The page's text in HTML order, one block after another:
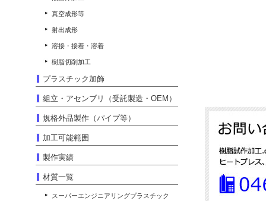
真空成形等
射出成形
溶接・接着・溶着
樹脂切削加工
プラスチック加飾
組立・アセンブリ（受託製造・OEM）
規格外品製作（パイプ等）
加工可能範囲
製作実績
材質一覧
スーパーエンジニアリングプラスチック